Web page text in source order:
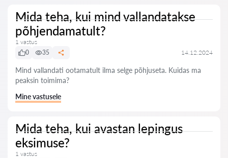
Mida teha, kui mind vallandatakse
põhjendamatult?
1 vastus
0
35 14.12.2024
Mind vallandati ootamatult ilma selge põhjuseta. Kuidas ma
peaksin toimima?
Mine vastusele
Mida teha, kui avastan lepingus
eksimuse?
1 vastus